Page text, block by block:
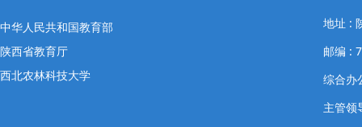
中华人民共和国教育部
陕西省教育厅
西北农林科技大学
地址 :
邮编 :
综合办
主管